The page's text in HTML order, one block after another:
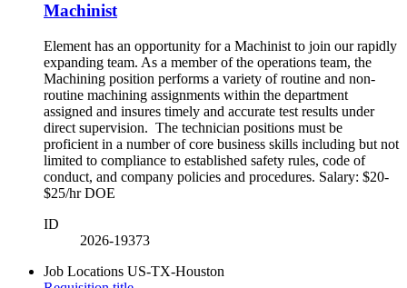
Machinist
Element has an opportunity for a Machinist to join our rapidly
expanding team. As a member of the operations team, the
Machining position performs a variety of routine and non-
routine machining assignments within the department
assigned and insures timely and accurate test results under
direct supervision. The technician positions must be
proficient in a number of core business skills including but not
limited to compliance to established safety rules, code of
conduct, and company policies and procedures. Salary: $20-
$25/hr DOE
ID
2026-19373
Job Locations US-TX-Houston